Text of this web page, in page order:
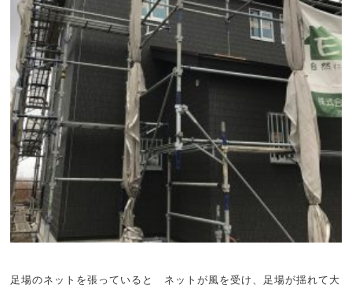
足場のネットを張っていると ネットが風を受け、足場が揺れて大